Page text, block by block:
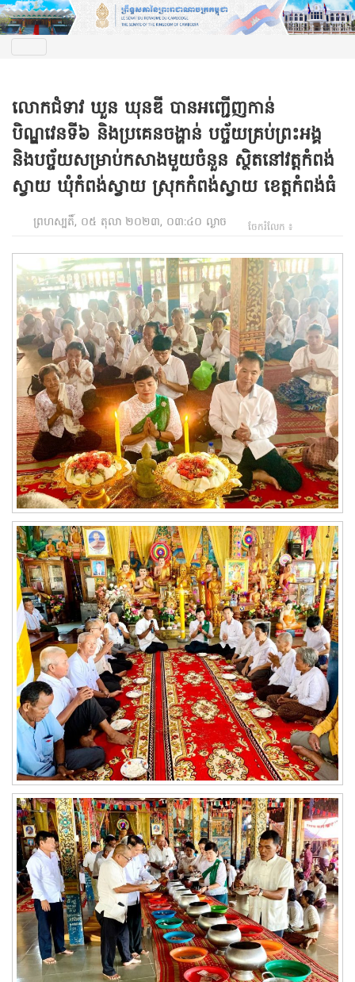
លោកជំទាវ ឃួន ឃុនឌី បានអញ្ជើញកាន់
បិណ្ឌវេនទី៦ និងប្រគេនចង្ហាន់ បច្ច័យគ្រប់ព្រះអង្គ
និងបច្ច័យសម្រាប់កសាងមួយចំនួន ស្ថិតនៅវត្តកំពង់
ស្វាយ ឃុំកំពង់ស្វាយ ស្រុកកំពង់ស្វាយ ខេត្តកំពង់ធំ
ព្រហស្បតិ៍, ០៥ តុលា ២០២៣, ០៣:៤០ ល្ងាច ចែករំលែក ៖